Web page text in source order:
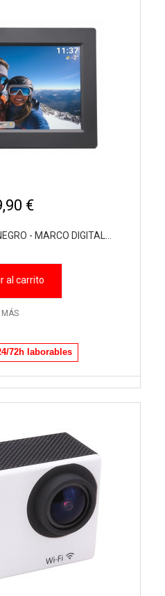
€
- MARCO DIGITAL...
al carrito
MÁS
72h laborables